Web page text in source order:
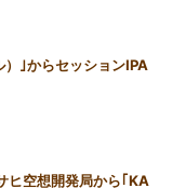
｣からセッションIPA
ヒ空想開発局から｢KA